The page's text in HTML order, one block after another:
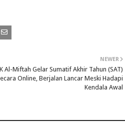
NEWER
Al-Miftah Gelar Sumatif Akhir Tahun (SAT)
Online, Berjalan Lancar Meski Hadapi
Kendala Awal